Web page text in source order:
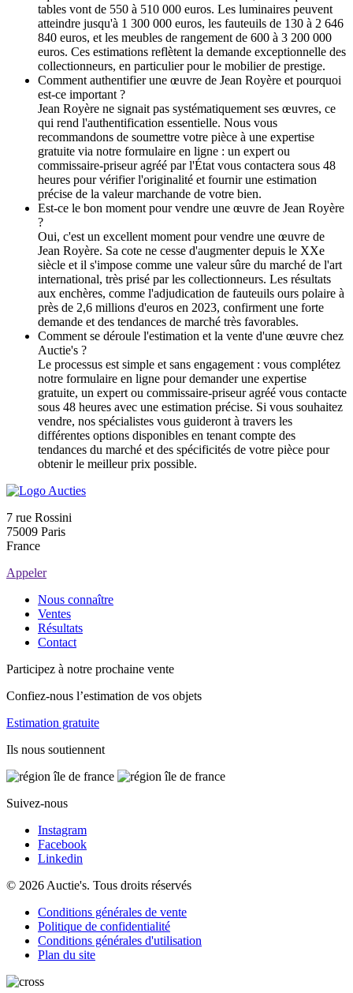
tables vont de 550 à 510 000 euros. Les luminaires peuvent
atteindre jusqu'à 1 300 000 euros, les fauteuils de 130 à 2 646
840 euros, et les meubles de rangement de 600 à 3 200 000
euros. Ces estimations reflètent la demande exceptionnelle des
collectionneurs, en particulier pour le mobilier de prestige.
Comment authentifier une œuvre de Jean Royère et pourquoi
est-ce important ?
Jean Royère ne signait pas systématiquement ses œuvres, ce
qui rend l'authentification essentielle. Nous vous
recommandons de soumettre votre pièce à une expertise
gratuite via notre formulaire en ligne : un expert ou
commissaire-priseur agréé par l'État vous contactera sous 48
heures pour vérifier l'originalité et fournir une estimation
précise de la valeur marchande de votre bien.
Est-ce le bon moment pour vendre une œuvre de Jean Royère
?
Oui, c'est un excellent moment pour vendre une œuvre de
Jean Royère. Sa cote ne cesse d'augmenter depuis le XXe
siècle et il s'impose comme une valeur sûre du marché de l'art
international, très prisé par les collectionneurs. Les résultats
aux enchères, comme l'adjudication de fauteuils ours polaire à
près de 2,6 millions d'euros en 2023, confirment une forte
demande et des tendances de marché très favorables.
Comment se déroule l'estimation et la vente d'une œuvre chez
Auctie's ?
Le processus est simple et sans engagement : vous complétez
notre formulaire en ligne pour demander une expertise
gratuite, un expert ou commissaire-priseur agréé vous contacte
sous 48 heures avec une estimation précise. Si vous souhaitez
vendre, nos spécialistes vous guideront à travers les
différentes options disponibles en tenant compte des
tendances du marché et des spécificités de votre pièce pour
obtenir le meilleur prix possible.
7 rue Rossini
75009 Paris
France
Appeler
Nous connaître
Ventes
Résultats
Contact
Participez à notre prochaine vente
Confiez-nous l’estimation de vos objets
Estimation gratuite
Ils nous soutiennent
Suivez-nous
Instagram
Facebook
Linkedin
© 2026 Auctie's. Tous droits réservés
Conditions générales de vente
Politique de confidentialité
Conditions générales d'utilisation
Plan du site